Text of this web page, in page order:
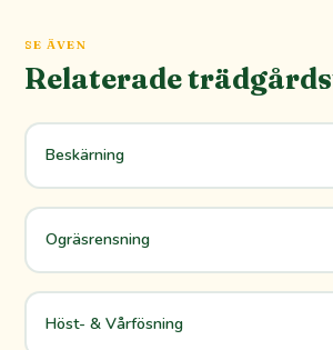
SE ÄVEN
Relaterade
Beskärning
Ogräsrensning
Höst- & Vårfösning